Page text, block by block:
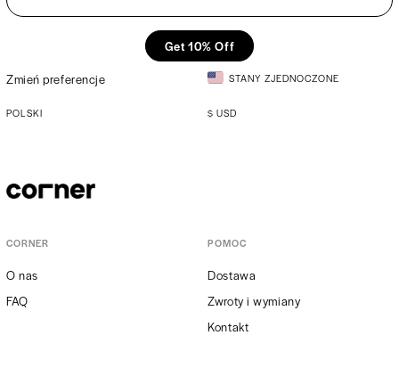
Get 10% Off
Zmień preferencje
STANY ZJEDNOCZONE
POLSKI $ USD
CORNER
O nas
FAQ
POMOC
Dostawa
Zwroty i wymiany
Kontakt